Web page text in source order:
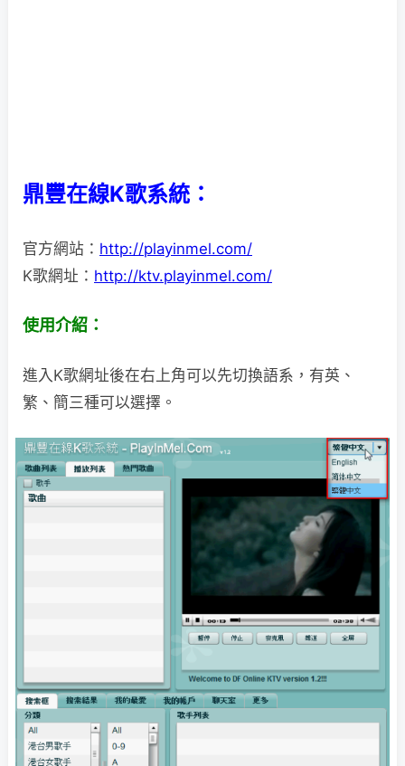
鼎豐在線K歌系統：
官方網站： http://playinmel.com/
K歌網址： http://ktv.playinmel.com/
使用介紹：
進入K歌網址後在右上角可以先切換語系，有英、
繁、簡三種可以選擇。